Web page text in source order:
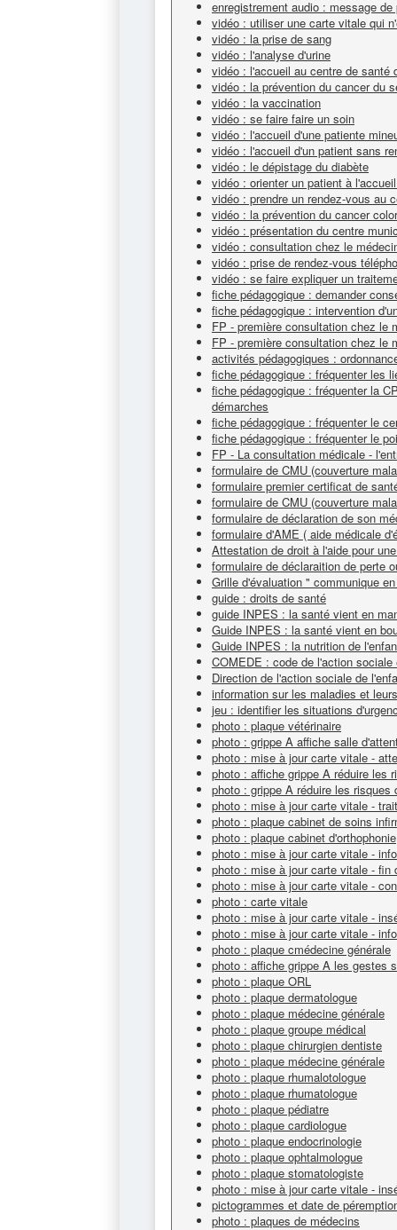
enregistrement audio : message
vidéo : utiliser une carte vitale qui
vidéo : la prise de sang
vidéo : l'analyse d'urine
vidéo : l'accueil au centre de santé
vidéo : la prévention du cancer du
vidéo : la vaccination
vidéo : se faire faire un soin
vidéo : l'accueil d'une patiente
vidéo : l'accueil d'un patient sans
vidéo : le dépistage du diabète
vidéo : orienter un patient à
vidéo : prendre un rendez-vous au
vidéo : la prévention du cancer
vidéo : présentation du centre
vidéo : consultation chez le
vidéo : prise de rendez-vous
vidéo : se faire expliquer un
fiche pédagogique : demander
fiche pédagogique : intervention
FP - première consultation chez le
FP - première consultation chez le
activités pédagogiques :
fiche pédagogique : fréquenter les
fiche pédagogique : fréquenter la
démarches
fiche pédagogique : fréquenter le
fiche pédagogique : fréquenter le
FP - La consultation médicale -
formulaire de CMU (couverture
formulaire premier certificat de
formulaire de CMU (couverture
formulaire de déclaration de son
formulaire d'AME ( aide médicale
Attestation de droit à l'aide pour
formulaire de déclaraition de perte
Grille d'évaluation " communique
guide : droits de santé
guide INPES : la santé vient en
Guide INPES : la santé vient en
Guide INPES : la nutrition de
COMEDE : code de l'action
Direction de l'action sociale de
information sur les maladies et
jeu : identifier les situations
photo : plaque vétérinaire
photo : grippe A affiche salle
photo : mise à jour carte vitale -
photo : affiche grippe A réduire les
photo : grippe A réduire les risques
photo : mise à jour carte vitale -
photo : plaque cabinet de soins
photo : plaque cabinet d'orthophonie
photo : mise à jour carte vitale -
photo : mise à jour carte vitale - fin
photo : mise à jour carte vitale -
photo : carte vitale
photo : mise à jour carte vitale -
photo : mise à jour carte vitale -
photo : plaque cmédecine générale
photo : affiche grippe A les gestes
photo : plaque ORL
photo : plaque dermatologue
photo : plaque médecine générale
photo : plaque groupe médical
photo : plaque chirurgien dentiste
photo : plaque médecine générale
photo : plaque rhumalotologue
photo : plaque rhumatologue
photo : plaque pédiatre
photo : plaque cardiologue
photo : plaque endocrinologie
photo : plaque ophtalmologue
photo : plaque stomatologiste
photo : mise à jour carte vitale -
pictogrammes et date de
photo : plaques de médecins